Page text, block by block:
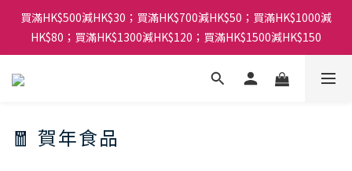
買滿HK$500減HK$30；買滿HK$700減HK$50；買滿HK$1000減
HK$80；買滿HK$1300減HK$120；買滿HK$1500減HK$150
🧧 賀年食品